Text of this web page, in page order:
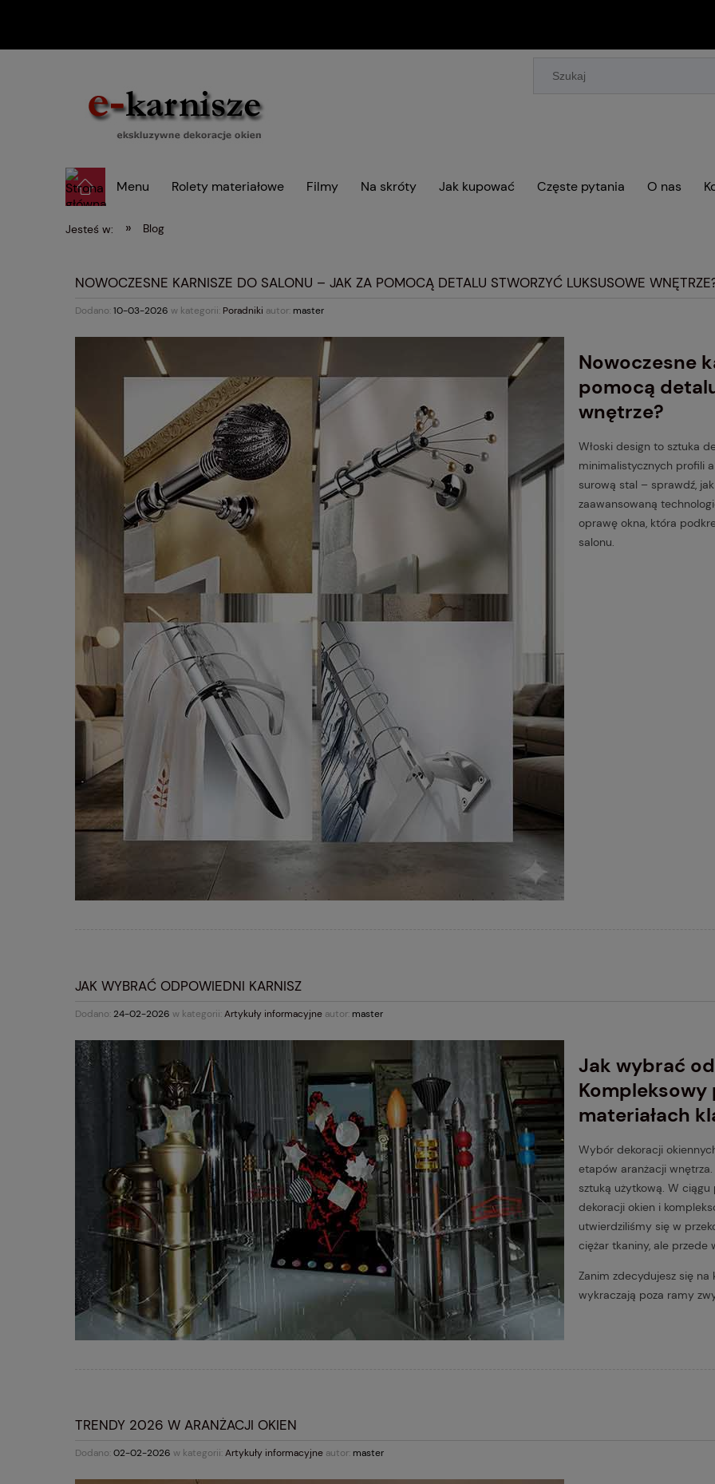
Menu Rolety materiałowe Filmy Na skróty Jak kupować Częste pytania O nas
Jesteś w: » Blog
NOWOCZESNE KARNISZE DO SALONU – JAK ZA POMOCĄ DETALU STWORZYĆ LUKSUSOWE
Dodano:10-03-2026 w kategorii: Poradniki autor: master
Nowoczesne
pomocą
wnętrze?
Włoski design to sztuka
minimalistycznych profili
surową stal – sprawdź,
zaawansowaną
oprawę okna, która
salonu.
JAK WYBRAĆ ODPOWIEDNI KARNISZ
Dodano:24-02-2026 w kategorii:Artykuły informacyjne autor: master
Jak wybrać
materiałach
Wybór dekoracji
etapów aranżacji
sztuką użytkową. W
dekoracji okien i
utwierdziliśmy się w
ciężar tkaniny, ale przede
Zanim zdecydujesz się
wykraczają poza ramy
TRENDY 2026 W ARANŻACJI OKIEN
Dodano:02-02-2026 w kategorii:Artykuły informacyjne autor: master